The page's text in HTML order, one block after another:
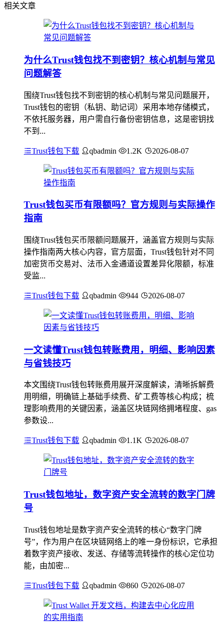
相关文章
为什么Trust钱包找不到密钥？核心机制与常见
问题解答
围绕Trust钱包找不到密钥的核心机制与常见问题展开，
Trust钱包的密钥（私钥、助记词）采用本地存储模式，
不依托服务器，用户需自行备份密钥信息，这是密钥找
不到...
Trust钱包下载 qbadmin 1.2K 2026-08-07
Trust钱包买币有限额吗？官方规则与实际操作
指南
围绕Trust钱包买币限额问题展开，涵盖官方规则与实际
操作指南两大核心内容，官方层面，Trust钱包针对不同
加密货币交易对、法币入金通道设置差异化限额，标准
受监...
Trust钱包下载 qbadmin 944 2026-08-07
一文读懂Trust钱包转账费用，明细、影响因素
与省钱技巧
本文围绕Trust钱包转账费用展开深度解读，清晰拆解费
用明细，明确链上基础手续费、矿工费等核心构成；梳
理影响费用的关键因素，涵盖区块链网络拥堵程度、gas
参数设...
Trust钱包下载 qbadmin 1.1K 2026-08-07
Trust钱包地址，数字资产安全流转的数字门牌
号
Trust钱包地址是数字资产安全流转的核心“数字门牌
号”，作为用户在区块链网络上的唯一身份标识，它承担
着数字资产接收、发送、存储等流转操作的核心定位功
能，由加密...
Trust钱包下载 qbadmin 860 2026-08-07